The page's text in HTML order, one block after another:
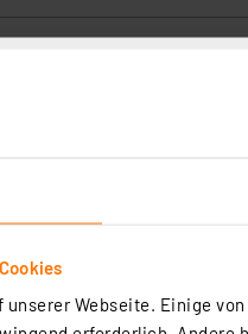
unserer Webseite. Einige
oder Wege. Die
überzeugt durch ihre
- Lieferzeit: 1-2 Werktage²
nicht möglich